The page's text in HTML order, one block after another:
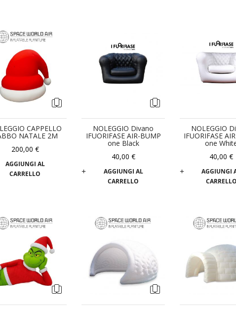
CAPPELLO
NATALE 2M
200,00 €
AGGIUNGI AL
CARRELLO
NOLEGGIO Divano
IFUORIFASE AIR-BUMP
one Black
40,00 €
AGGIUNGI AL
CARRELLO
NOLEGGIO
IFUORIFASE
one
40,00 €
AGGIUNGI
CARRELLO